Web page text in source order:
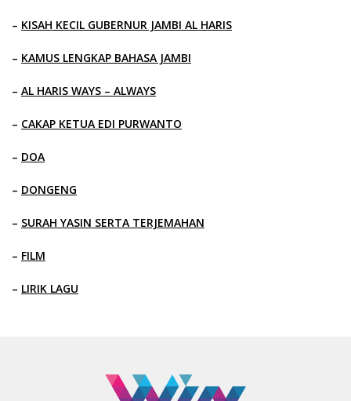
– KISAH KECIL GUBERNUR JAMBI AL HARIS
– KAMUS LENGKAP BAHASA JAMBI
– AL HARIS WAYS – ALWAYS
– CAKAP KETUA EDI PURWANTO
– DOA
– DONGENG
– SURAH YASIN SERTA TERJEMAHAN
– FILM
– LIRIK LAGU